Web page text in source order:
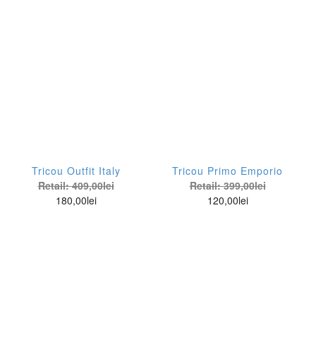
Tricou Outfit Italy
Retail:409,00lei
180,00lei
Tricou Primo Emporio
Retail:399,00lei
120,00lei